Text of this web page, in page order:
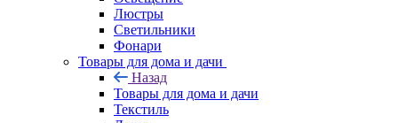
Люстры
Светильники
Фонари
Товары для дома и дачи
Назад
Товары для дома и дачи
Текстиль